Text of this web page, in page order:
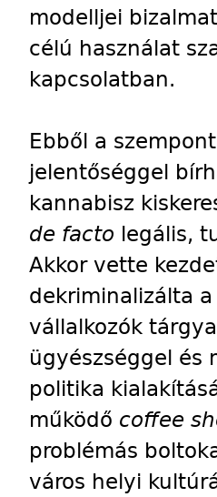
modelljei
célú használat
kapcsolatban.
Ebből a
jelentőséggel
kannabisz
de facto legális,
Akkor vette
dekriminalizálta
vállalkozók
ügyészséggel és
politika
működő coffee
problémás
város helyi